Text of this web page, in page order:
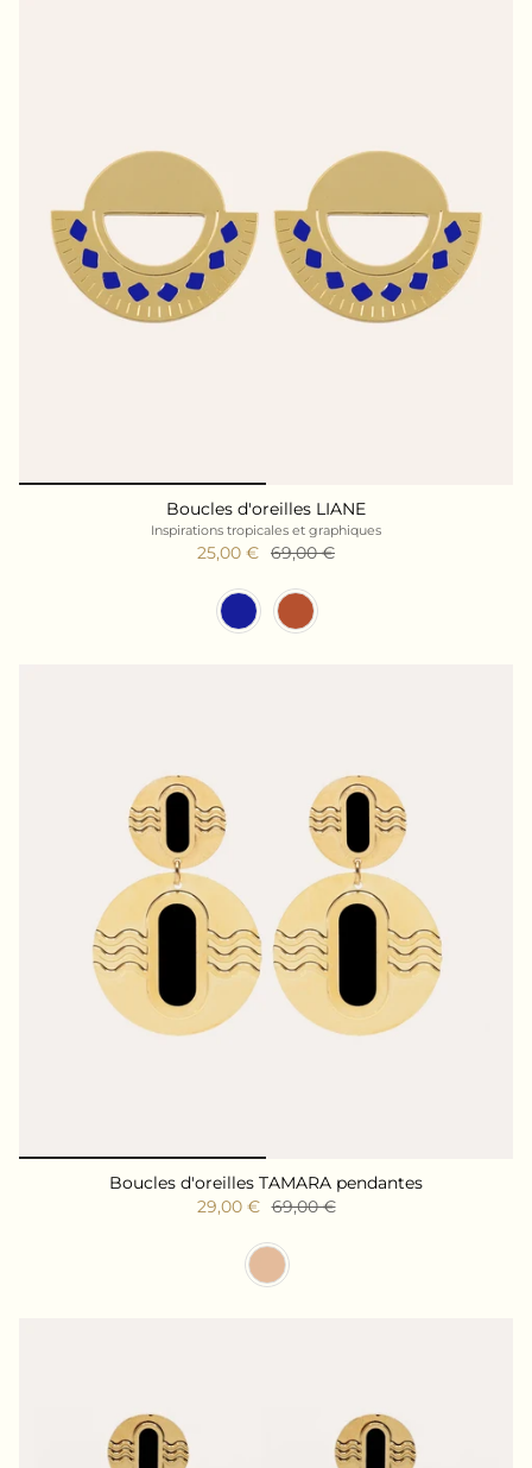
Boucles d'oreilles LIANE
Inspirations tropicales et graphiques
25,00 € 69,00 €
Boucles d'oreilles TAMARA pendantes
29,00 € 69,00 €